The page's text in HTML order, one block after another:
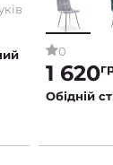
0
1 620
Обідній